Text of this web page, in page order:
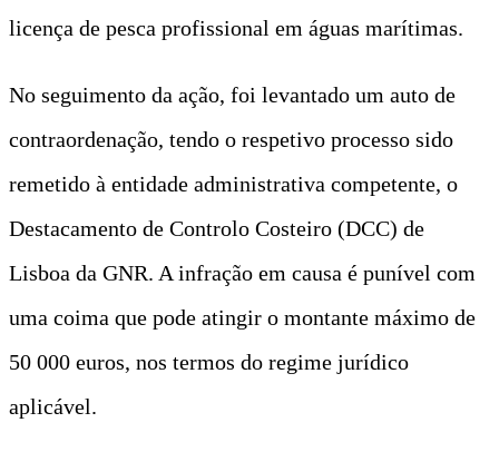
licença de pesca profissional em águas marítimas.
No seguimento da ação, foi levantado um auto de
contraordenação, tendo o respetivo processo sido
remetido à entidade administrativa competente, o
Destacamento de Controlo Costeiro (DCC) de
Lisboa da GNR. A infração em causa é punível com
uma coima que pode atingir o montante máximo de
50 000 euros, nos termos do regime jurídico
aplicável.